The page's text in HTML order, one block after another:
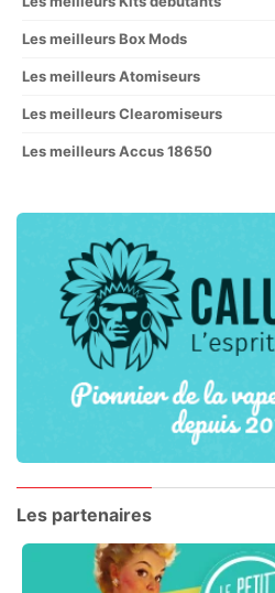
Les meilleurs Box Mods
Les meilleurs Atomiseurs
Les meilleurs Clearomiseurs
Les meilleurs Accus 18650
Les partenaires